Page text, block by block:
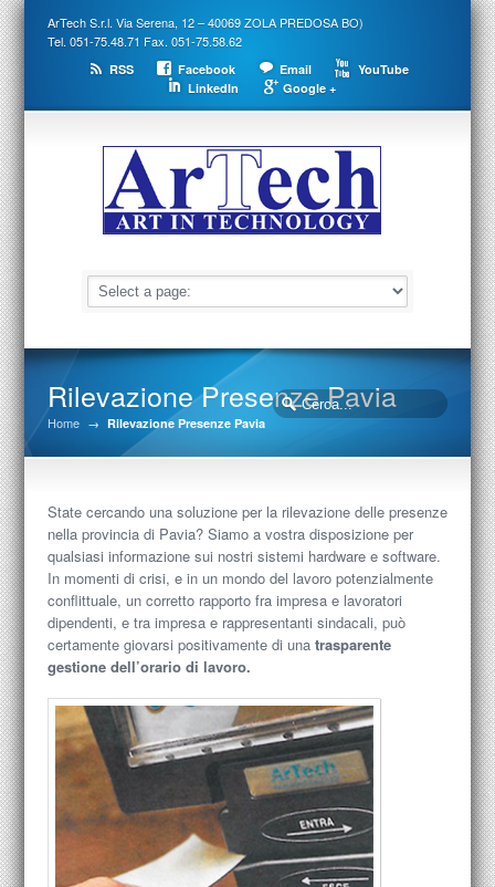
ArTech S.r.l. Via Serena, 12 – 40069 ZOLA PREDOSA BO)
Tel. 051-75.48.71 Fax. 051-75.58.62
RSS Facebook Email
YouTube
LinkedIn
Google +
Rilevazione Presenze Pavia
Home → Rilevazione Presenze Pavia
State cercando una soluzione per la rilevazione delle presenze
nella provincia di Pavia? Siamo a vostra disposizione per
qualsiasi informazione sui nostri sistemi hardware e software.
In momenti di crisi, e in un mondo del lavoro potenzialmente
conflittuale, un corretto rapporto fra impresa e lavoratori
dipendenti, e tra impresa e rappresentanti sindacali, può
certamente giovarsi positivamente di una trasparente
gestione dell’orario di lavoro.